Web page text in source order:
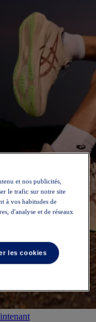
et nos publicités,
le trafic sur notre site
à vos habitudes de
d'analyse et de réseaux
les cookies